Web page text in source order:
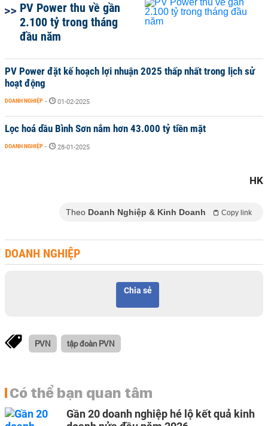
PV Power thu về gần
2.100 tỷ trong tháng
đầu năm
PV Power đặt kế hoạch lợi nhuận 2025 thấp nhất trong lịch sử
hoạt động
DOANH NGHIỆP - 01-02-2025
Lọc hoá dầu Bình Sơn nắm hơn 43.000 tỷ tiền mặt
DOANH NGHIỆP - 28-01-2025
HK
Theo Doanh Nghiệp & Kinh Doanh Copy link
DOANH NGHIỆP
Chia sẻ
PVN tập đoàn PVN
Có thể bạn quan tâm
Gần 20 doanh nghiệp hé lộ kết quả kinh